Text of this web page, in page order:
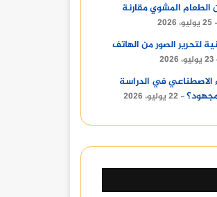
الطعام المشوي مقارنة
25 يوليو، 2026
لتحرير الصور من الهاتف
23 يوليو، 2026
في الدراسة
22 يوليو، 2026